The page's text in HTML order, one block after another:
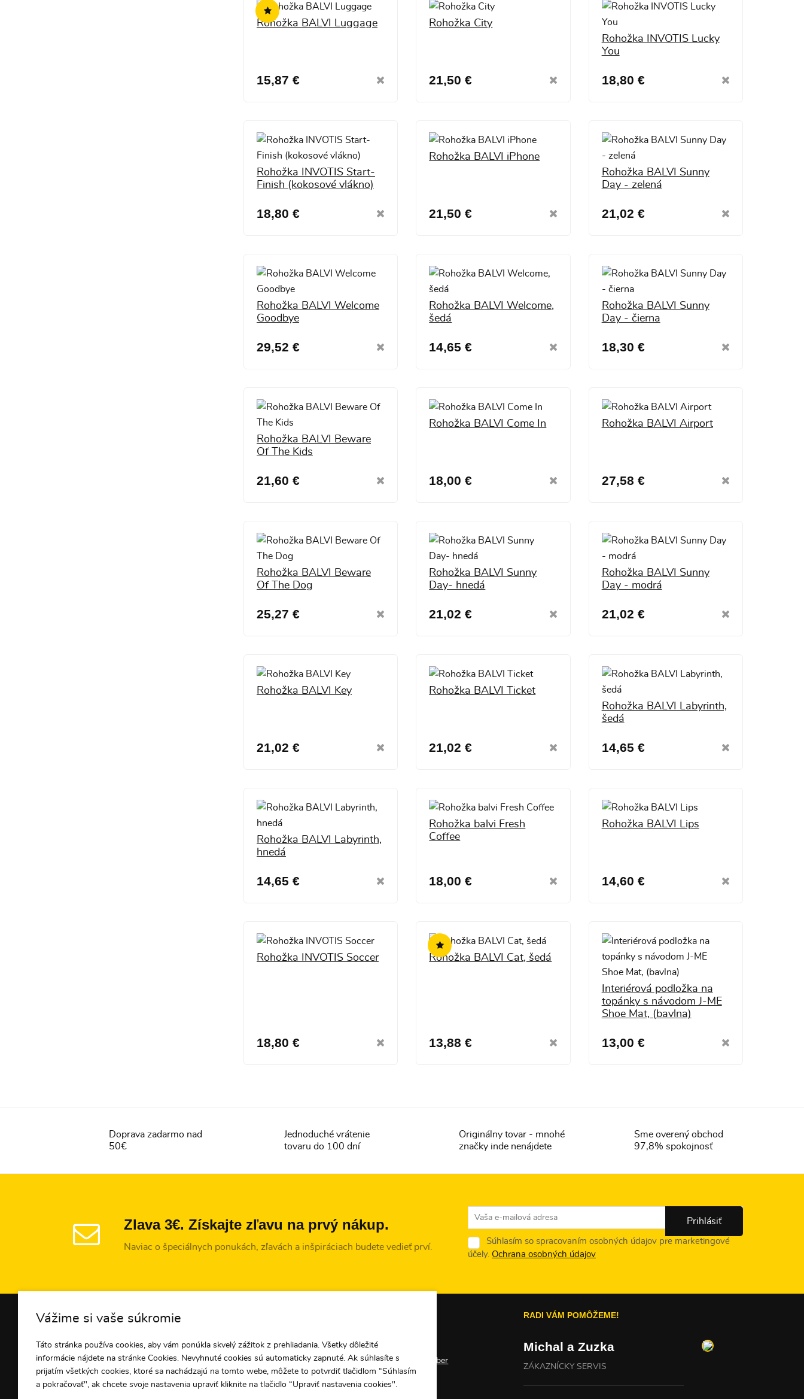
Rohožka BALVI Luggage
15,87 €
Rohožka City
21,50 €
Rohožka INVOTIS Lucky
You
18,80 €
Rohožka INVOTIS Start-
Finish (kokosové vlákno)
18,80 €
Rohožka BALVI iPhone
21,50 €
Rohožka BALVI Sunny
Day - zelená
21,02 €
Rohožka BALVI Welcome
Goodbye
29,52 €
Rohožka BALVI Welcome,
šedá
14,65 €
Rohožka BALVI Sunny
Day - čierna
18,30 €
Rohožka BALVI Beware
Of The Kids
21,60 €
Rohožka BALVI Come In
18,00 €
Rohožka BALVI Airport
27,58 €
Rohožka BALVI Beware
Of The Dog
25,27 €
Rohožka BALVI Sunny
Day- hnedá
21,02 €
Rohožka BALVI Sunny
Day - modrá
21,02 €
Rohožka BALVI Key
21,02 €
Rohožka BALVI Ticket
21,02 €
Rohožka BALVI Labyrinth,
šedá
14,65 €
Rohožka BALVI Labyrinth,
hnedá
14,65 €
Rohožka balvi Fresh
Coffee
18,00 €
Rohožka BALVI Lips
14,60 €
Rohožka INVOTIS Soccer
18,80 €
Rohožka BALVI Cat, šedá
13,88 €
Interiérová podložka na
topánky s návodom J-ME
Shoe Mat, (bavlna)
13,00 €
Doprava zadarmo nad
50€
Jednoduché vrátenie
tovaru do 100 dní
Originálny tovar - mnohé
značky inde nenájdete
Sme overený obchod
97,8% spokojnosť
Zlava 3€. Získajte zľavu na prvý nákup.
Naviac o špeciálnych ponukách, zľavách a inšpiráciach budete vedieť prví.
Súhlasím so spracovaním osobných údajov pre marketingové
účely. Ochrana osobných údajov
INFORMÁCIE O NÁKUPE
Všetko o nákupe
Platba
Doprava
Obchodné podmienky
Darčekové poukážky
Veľkoobchod a veľkoodber
Kontakty
RADI VÁM POMÔŽEME!
Michal a Zuzka
ZÁKAZNÍCKY SERVIS
Vážime si vaše súkromie
Táto stránka používa cookies, aby vám ponúkla skvelý zážitok z prehliadania. Všetky dôležité
informácie nájdete na stránke Cookies. Nevyhnuté cookies sú automaticky zapnuté. Ak súhlasíte s
prijatím všetkých cookies, ktoré sa nachádzajú na tomto webe, môžete to potvrdiť tlačidlom “Súhlasím
a pokračovať", ak chcete svoje nastavenia upraviť kliknite na tlačidlo “Upraviť nastavenia cookies".